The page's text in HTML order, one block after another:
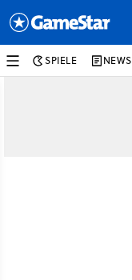
SPIELE NEWS